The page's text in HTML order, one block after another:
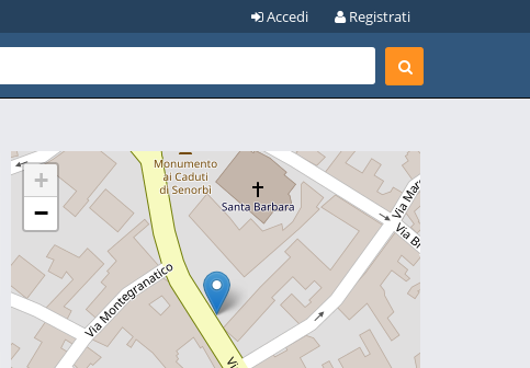
Registrati
Accedi
+
−